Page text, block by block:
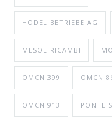
HODEL BETRIEBE AG
MESOL RICAMBI
OMCN 399 OMCN
OMCN 913 PONTE